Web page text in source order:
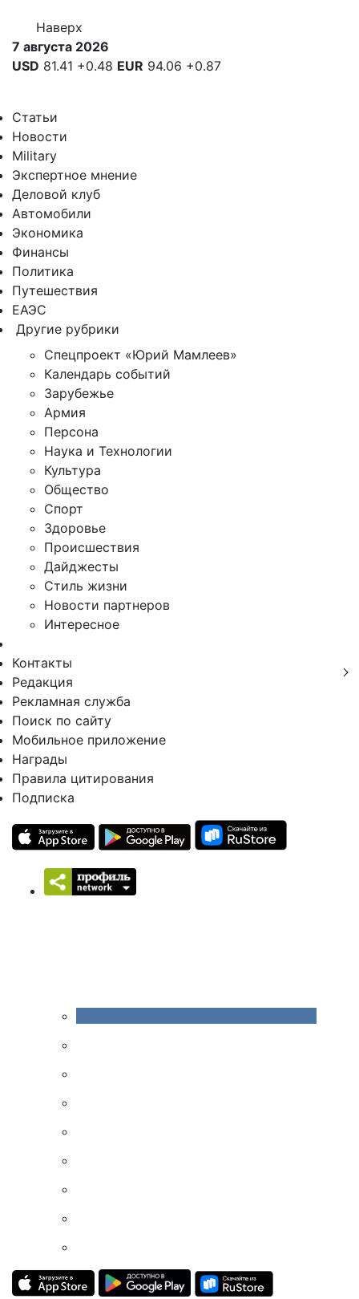
Наверх
7 августа 2026
USD 81.41 +0.48 EUR 94.06 +0.87
Статьи
Новости
Military
Экспертное мнение
Деловой клуб
Автомобили
Экономика
Финансы
Политика
Путешествия
ЕАЭС
Другие рубрики
Спецпроект «Юрий Мамлеев»
Календарь событий
Зарубежье
Армия
Персона
Наука и Технологии
Культура
Общество
Спорт
Здоровье
Происшествия
Дайджесты
Стиль жизни
Новости партнеров
Интересное
Контакты
Редакция
Рекламная служба
Поиск по сайту
Мобильное приложение
Награды
Правила цитирования
Подписка